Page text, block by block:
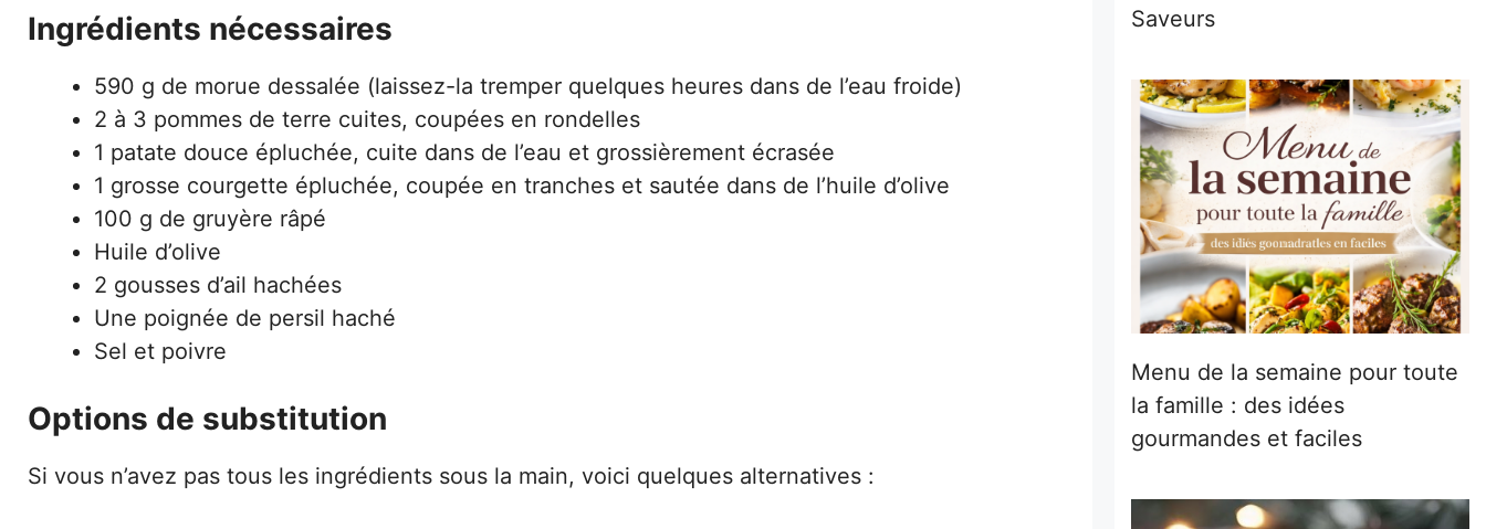
Ingrédients nécessaires
590 g de morue dessalée (laissez-la tremper quelques heures dans de l’eau froide)
2 à 3 pommes de terre cuites, coupées en rondelles
1 patate douce épluchée, cuite dans de l’eau et grossièrement écrasée
1 grosse courgette épluchée, coupée en tranches et sautée dans de l’huile d’olive
100 g de gruyère râpé
Huile d’olive
2 gousses d’ail hachées
Une poignée de persil haché
Sel et poivre
Options de substitution
Si vous n’avez pas tous les ingrédients sous la main, voici quelques alternatives :
Saveurs
Menu de la semaine pour toute
la famille : des idées
gourmandes et faciles